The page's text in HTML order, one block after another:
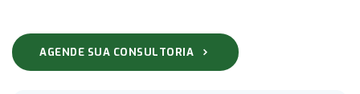
AGENDE SUA CONSULTORIA